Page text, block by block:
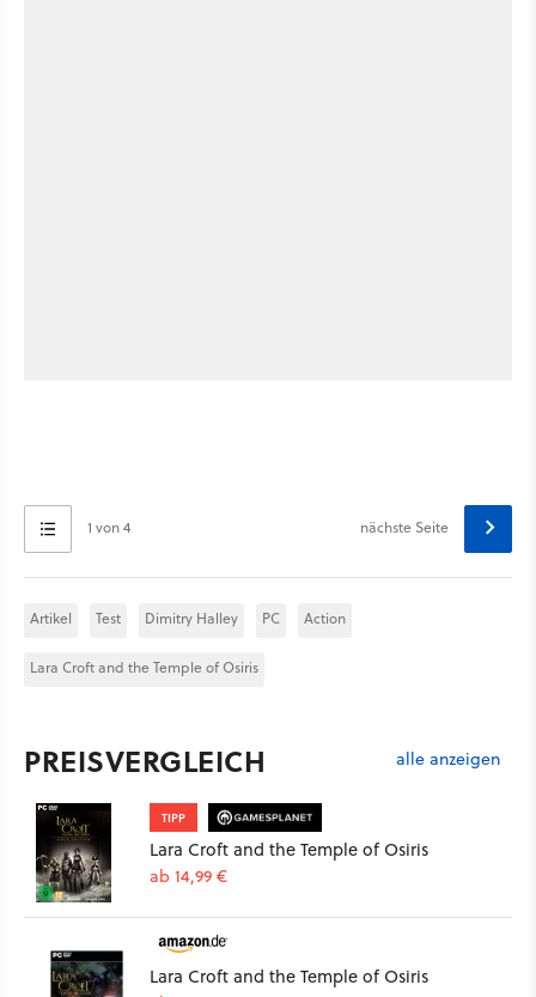
1 von 4 nächste Seite
Artikel Test Dimitry Halley PC Action
Lara Croft and the Temple of Osiris
PREISVERGLEICH alle anzeigen
TIPP
Lara Croft and the Temple of Osiris
ab 14,99 €
Lara Croft and the Temple of Osiris